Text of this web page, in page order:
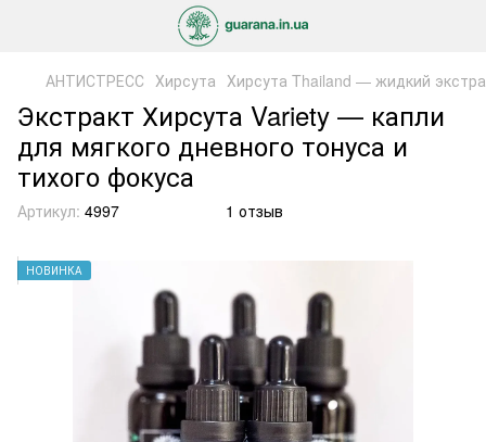
АНТИСТРЕСС Хирсута Хирсута Thailand — жидкий
Экстракт Хирсута Variety — капли
для мягкого дневного тонуса и
тихого фокуса
Артикул: 4997 1 отзыв
НОВИНКА